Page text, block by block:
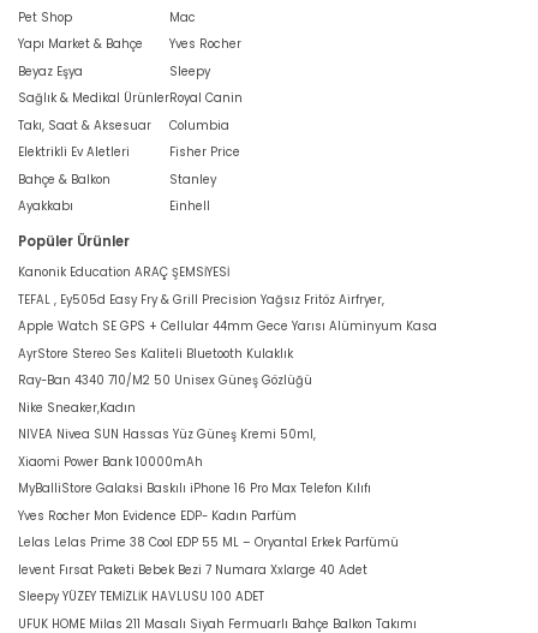
Pet Shop
Yapı Market & Bahçe
Beyaz Eşya
Sağlık & Medikal Ürünler
Takı, Saat & Aksesuar
Elektrikli Ev Aletleri
Bahçe & Balkon
Ayakkabı
Mac
Yves Rocher
Sleepy
Royal Canin
Columbia
Fisher Price
Stanley
Einhell
Popüler Ürünler
Kanonik Education ARAÇ ŞEMSİYESİ
TEFAL , Ey505d Easy Fry & Grill Precision Yağsız Fritöz Airfryer,
Apple Watch SE GPS + Cellular 44mm Gece Yarısı Alüminyum Kasa
AyrStore Stereo Ses Kaliteli Bluetooth Kulaklık
Ray-Ban 4340 710/M2 50 Unisex Güneş Gözlüğü
Nike Sneaker,Kadın
NIVEA Nivea SUN Hassas Yüz Güneş Kremi 50ml,
Xiaomi Power Bank 10000mAh
MyBalliStore Galaksi Baskılı iPhone 16 Pro Max Telefon Kılıfı
Yves Rocher Mon Evidence EDP- Kadın Parfüm
Lelas Lelas Prime 38 Cool EDP 55 ML – Oryantal Erkek Parfümü
levent Fırsat Paketi Bebek Bezi 7 Numara Xxlarge 40 Adet
Sleepy YÜZEY TEMİZLİK HAVLUSU 100 ADET
UFUK HOME Milas 211 Masalı Siyah Fermuarlı Bahçe Balkon Takımı